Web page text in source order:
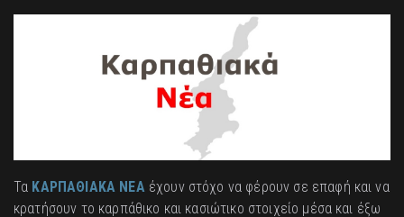
Τα ΚΑΡΠΑΘΙΑΚΑ ΝΕΑέχουν στόχο να φέρουν σε επαφή και να
κρατήσουν το καρπάθικο και κασιώτικο στοιχείο μέσα και έξω